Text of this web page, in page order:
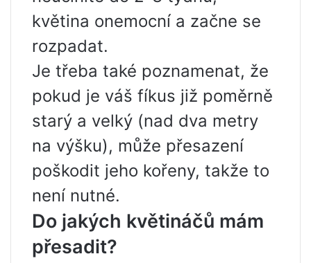
květina onemocní a začne se
rozpadat.
Je třeba také poznamenat, že
pokud je váš fíkus již poměrně
starý a velký (nad dva metry
na výšku), může přesazení
poškodit jeho kořeny, takže to
není nutné.
Do jakých květináčů mám
přesadit?